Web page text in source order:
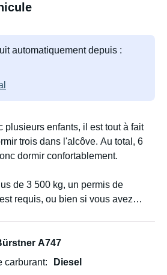
automatiquement depuis :
plusieurs enfants, il est tout à fait
trois dans l'alcôve. Au total, 6
dormir confortablement.
de 3 500 kg, un permis de
requis, ou bien si vous avez
A747
carburant
Diesel